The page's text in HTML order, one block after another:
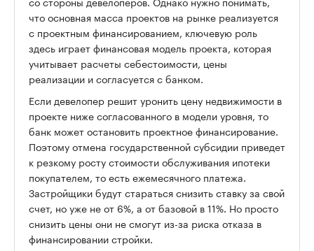
что основная масса проектов на рынке реализуется
с проектным финансированием, ключевую роль
здесь играет финансовая модель проекта, которая
учитывает расчеты себестоимости, цены
реализации и согласуется с банком.
Если девелопер решит уронить цену недвижимости в
проекте ниже согласованного в модели уровня, то
банк может остановить проектное финансирование.
Поэтому отмена государственной субсидии приведет
к резкому росту стоимости обслуживания ипотеки
покупателем, то есть ежемесячного платежа.
Застройщики будут стараться снизить ставку за свой
счет, но уже не от 6%, а от базовой в 11%. Но просто
снизить цены они не смогут из-за риска отказа в
финансировании стройки.